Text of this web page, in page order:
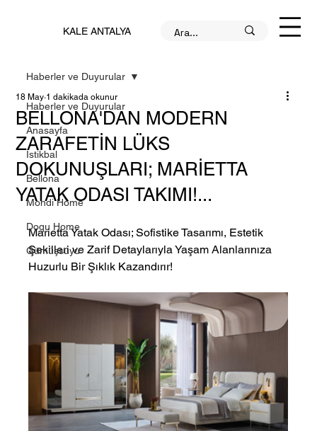
KALE ANTALYA
Haberler ve Duyurular
Anasayfa
İstikbal
Bellona
Mondi Home
Doqu Home
Gümüşsuyu
Haberler ve Duyurular
BELLONA'DAN MODERN
ZARAFETİN LÜKS
DOKUNUŞLARI; MARİETTA
YATAK ODASI TAKIMI!...
18 May 1 dakikada okunur
Marietta Yatak Odası; Sofistike Tasarımı, Estetik
Şekilleri ve Zarif Detaylarıyla Yaşam Alanlarınıza
Huzurlu Bir Şıklık Kazandırır!